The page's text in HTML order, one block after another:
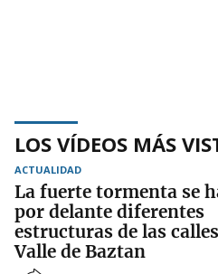
LOS VÍDEOS MÁS
ACTUALIDAD
La fuerte tormenta se
por delante diferentes
estructuras de las
Valle de Baztan